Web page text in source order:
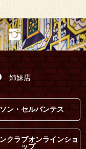
姉妹店
ン・セルバンテス
クラブオンラインショ
ップ